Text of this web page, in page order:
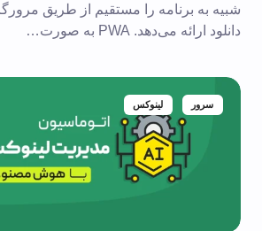
شبیه به برنامه را مستقیم از طریق
دانلود ارائه می‌دهد. PWA به صورت…
سرور لینوکس